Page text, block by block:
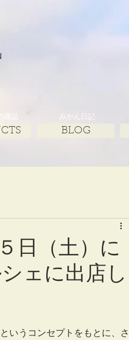
商品 みかん日記
BLOG
日（土）に
ェに出店し
というコンセプトをもとに、さ